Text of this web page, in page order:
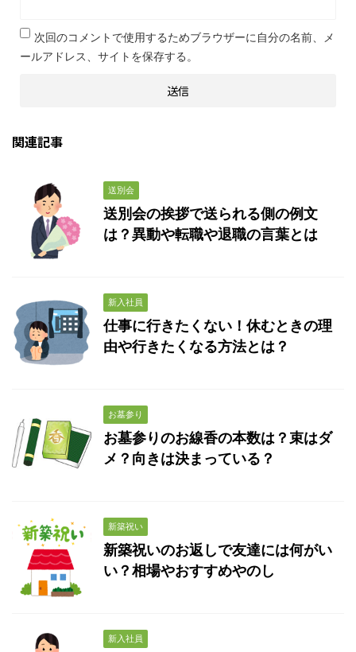
次回のコメントで使用するためブラウザーに自分の名前、メ
ールアドレス、サイトを保存する。
関連記事
送別会
送別会の挨拶で送られる側の例文
は？異動や転職や退職の言葉とは
新入社員
仕事に行きたくない！休むときの理
由や行きたくなる方法とは？
お墓参り
お墓参りのお線香の本数は？束はダ
メ？向きは決まっている？
新築祝い
新築祝いのお返しで友達には何がい
い？相場やおすすめやのし
新入社員